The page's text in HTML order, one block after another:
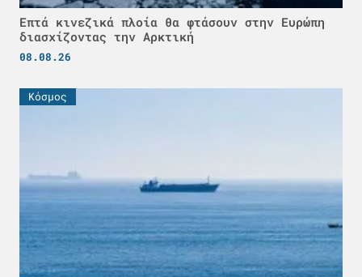
Επτά κινεζικά πλοία θα φτάσουν στην Ευρώπη
διασχίζοντας την Αρκτική
08.08.26
Κόσμος